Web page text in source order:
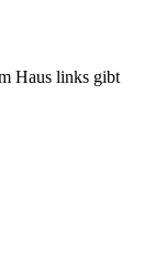
Haus links gibt